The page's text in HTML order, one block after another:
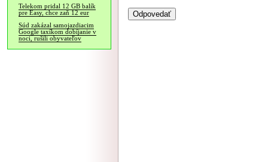
Telekom pridal 12 GB balík
pre Easy, chce zaň 12 eur
Súd zakázal samojazdiacim
Google taxíkom dobíjanie v
noci, rušili obyvateľov